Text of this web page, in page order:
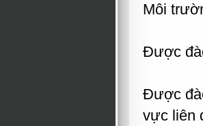
Môi
Được
Được
vực liên